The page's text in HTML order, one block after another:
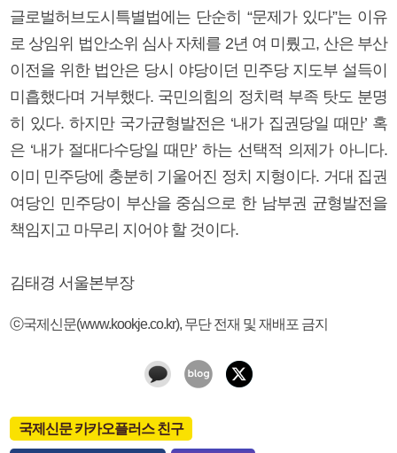
글로벌허브도시특별법에는 단순히 “문제가 있다”는 이유
로 상임위 법안소위 심사 자체를 2년 여 미뤘고, 산은 부산
이전을 위한 법안은 당시 야당이던 민주당 지도부 설득이
미흡했다며 거부했다. 국민의힘의 정치력 부족 탓도 분명
히 있다. 하지만 국가균형발전은 ‘내가 집권당일 때만’ 혹
은 ‘내가 절대다수당일 때만’ 하는 선택적 의제가 아니다.
이미 민주당에 충분히 기울어진 정치 지형이다. 거대 집권
여당인 민주당이 부산을 중심으로 한 남부권 균형발전을
책임지고 마무리 지어야 할 것이다.
김태경 서울본부장
ⓒ국제신문(www.kookje.co.kr), 무단 전재 및 재배포 금지
국제신문 카카오플러스 친구